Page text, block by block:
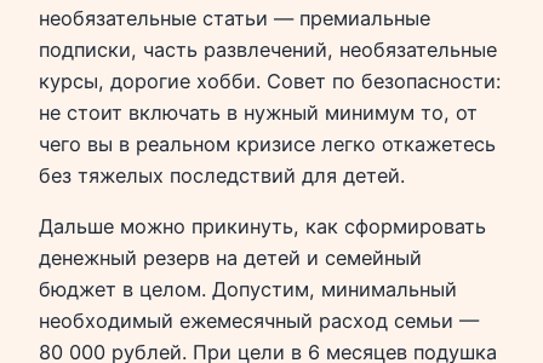
необязательные статьи — премиальные
подписки, часть развлечений, необязательные
курсы, дорогие хобби. Совет по безопасности:
не стоит включать в нужный минимум то, от
чего вы в реальном кризисе легко откажетесь
без тяжелых последствий для детей.
Дальше можно прикинуть, как сформировать
денежный резерв на детей и семейный
бюджет в целом. Допустим, минимальный
необходимый ежемесячный расход семьи —
80 000 рублей. При цели в 6 месяцев подушка